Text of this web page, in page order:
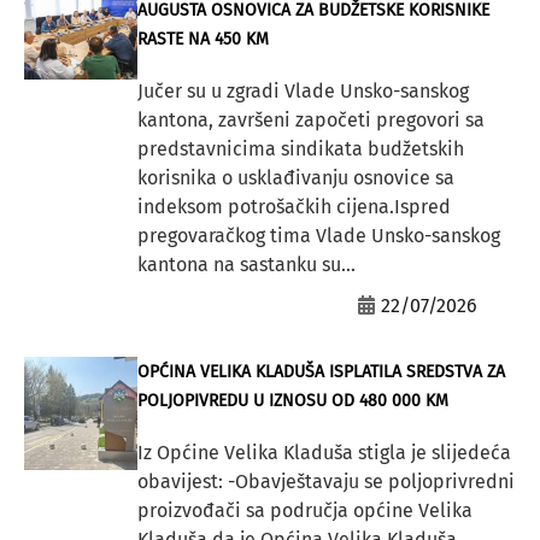
AUGUSTA OSNOVICA ZA BUDŽETSKE KORISNIKE
RASTE NA 450 KM
Jučer su u zgradi Vlade Unsko-sanskog
kantona, završeni započeti pregovori sa
predstavnicima sindikata budžetskih
korisnika o usklađivanju osnovice sa
indeksom potrošačkih cijena.Ispred
pregovaračkog tima Vlade Unsko-sanskog
kantona na sastanku su...
22/07/2026
OPĆINA VELIKA KLADUŠA ISPLATILA SREDSTVA ZA
POLJOPIVREDU U IZNOSU OD 480 000 KM
Iz Općine Velika Kladuša stigla je slijedeća
obavijest: -Obavještavaju se poljoprivredni
proizvođači sa područja općine Velika